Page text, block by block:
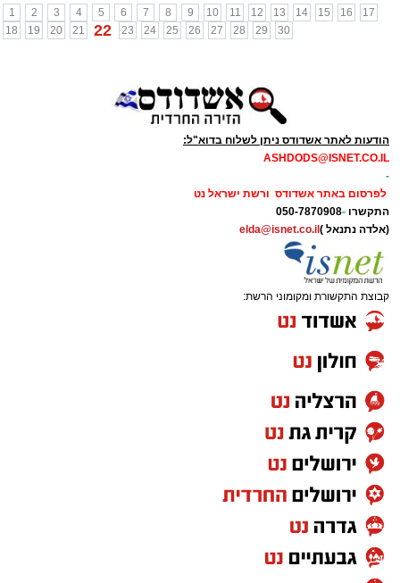
1
2 3 4 5 6 7 8 9 10 11 12 13 14 15 16
17
18
19 20 21 22 23 24 25 26 27 28 29 30
הודעות לאתר אשדודס ניתן לשלוח בדוא"ל:
ASHDODS@ISNET.CO.IL
-
לפרסום באתר אשדודס ורשת ישראל נט
התקשרו -
050-7870908
(אלדה נתנאל ) elda@isnet.co.il
קבוצת התקשורת ומקומוני הרשת: